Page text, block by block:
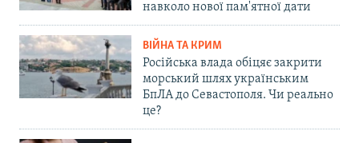
навколо нової пам'ятної дати
ВІЙНА ТА КРИМ
Російська влада обіцяє закрити
морський шлях українським
БпЛА до Севастополя. Чи реально
це?